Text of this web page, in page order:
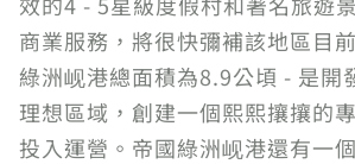
商業服務，將很快彌補該地區目
綠洲岘港總面積為8.9公頃 - 是開
理想區域，創建一個熙熙攘攘的
投入運營。帝國綠洲岘港還有一